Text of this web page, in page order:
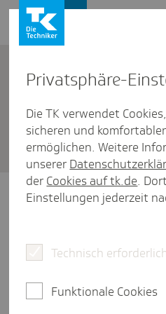
Pfle­ge­zeit
Firmenkunden /
Können Arbeitgeber das
aufstocken?
Privat­sphäre-
Die TK verwendet
sicheren und
ermöglichen. Weitere
unserer
der Cookies auf tk.de.
Einstellungen jederzeit
Technisch
Funktionale Cookies